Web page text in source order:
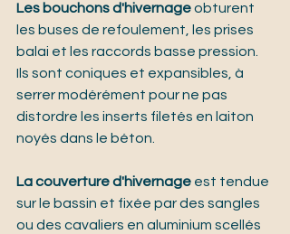
Les bouchons d'hivernage obturent
les buses de refoulement, les prises
balai et les raccords basse pression.
Ils sont coniques et expansibles, à
serrer modérément pour ne pas
distordre les inserts filetés en laiton
noyés dans le béton.
La couverture d'hivernage est tendue
sur le bassin et fixée par des sangles
ou des cavaliers en aluminium scellés